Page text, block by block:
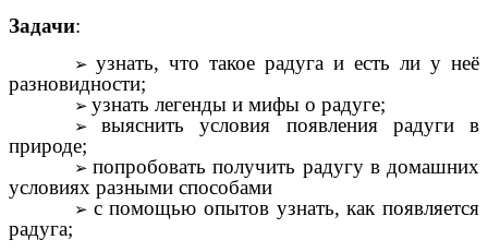
Задачи:
узнать, что такое радуга и есть ли у неё
разновидности;
узнать легенды и мифы о радуге;
выяснить условия появления радуги в
природе;
попробовать получить радугу в домашних
условиях разными способами
с помощью опытов узнать, как появляется
радуга;